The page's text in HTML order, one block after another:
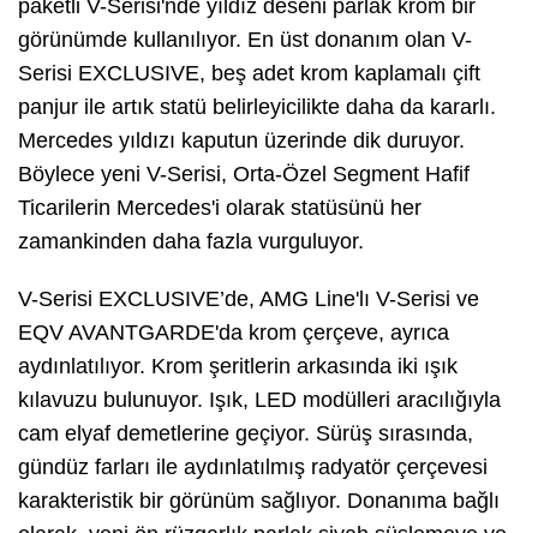
paketli V-Serisi'nde yıldız deseni parlak krom bir
görünümde kullanılıyor. En üst donanım olan V-
Serisi EXCLUSIVE, beş adet krom kaplamalı çift
panjur ile artık statü belirleyicilikte daha da kararlı.
Mercedes yıldızı kaputun üzerinde dik duruyor.
Böylece yeni V-Serisi, Orta-Özel Segment Hafif
Ticarilerin Mercedes'i olarak statüsünü her
zamankinden daha fazla vurguluyor.
V-Serisi EXCLUSIVE’de, AMG Line'lı V-Serisi ve
EQV AVANTGARDE'da krom çerçeve, ayrıca
aydınlatılıyor. Krom şeritlerin arkasında iki ışık
kılavuzu bulunuyor. Işık, LED modülleri aracılığıyla
cam elyaf demetlerine geçiyor. Sürüş sırasında,
gündüz farları ile aydınlatılmış radyatör çerçevesi
karakteristik bir görünüm sağlıyor. Donanıma bağlı